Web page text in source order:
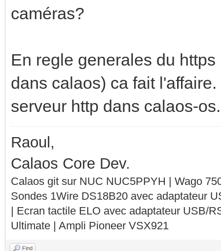
caméras?
En regle generales du
dans calaos) ca fait
serveur http dans calaos-
Raoul,
Calaos Core Dev.
Calaos git sur NUC NUC5PPYH | Wago
Sondes 1Wire DS18B20 avec adaptateur
| Ecran tactile ELO avec adaptateur USB/
Ultimate | Ampli Pioneer VSX921
Find